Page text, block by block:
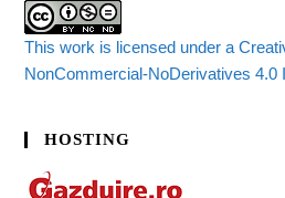
This work is licensed under a
NonCommercial-NoDerivatives 4.0
HOSTING